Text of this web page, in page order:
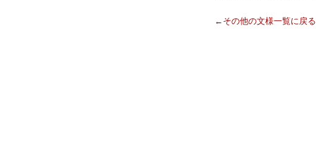
←その他の文様一覧に戻る